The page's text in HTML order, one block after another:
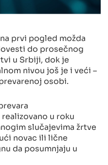
prvi pogled možda
do prosečnog
u Srbiji, dok je
nivou još je i veći –
osobi.
u roku
slučajevima žrtve
novac ili lične
da posumnjaju u